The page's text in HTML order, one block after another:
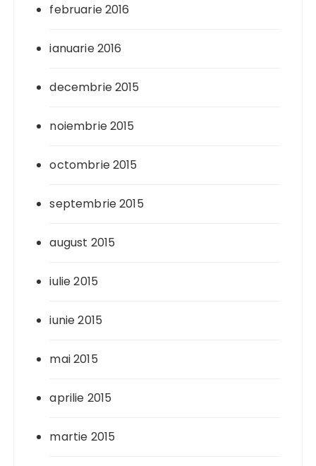
februarie 2016
ianuarie 2016
decembrie 2015
noiembrie 2015
octombrie 2015
septembrie 2015
august 2015
iulie 2015
iunie 2015
mai 2015
aprilie 2015
martie 2015